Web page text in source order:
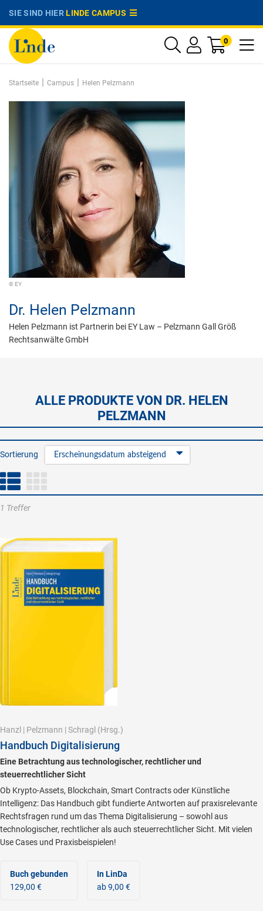
SIE SIND HIERLINDE CAMPUS
0
Startseite | Campus | Helen Pelzmann
© EY
Dr. Helen Pelzmann
Helen Pelzmann ist Partnerin bei EY Law – Pelzmann Gall Größ
Rechtsanwälte GmbH
ALLE PRODUKTE VON DR. HELEN
PELZMANN
Sortierung Erscheinungsdatum absteigend
1 Treffer
Hanzl | Pelzmann | Schragl (Hrsg.)
Handbuch Digitalisierung
Eine Betrachtung aus technologischer, rechtlicher und
steuerrechtlicher Sicht
Ob Krypto-Assets, Blockchain, Smart Contracts oder Künstliche
Intelligenz: Das Handbuch gibt fundierte Antworten auf praxisrelevante
Rechtsfragen rund um das Thema Digitalisierung – sowohl aus
technologischer, rechtlicher als auch steuerrechtlicher Sicht. Mit vielen
Use Cases und Praxisbeispielen!
Buch gebunden
129,00 €
In LinDa
ab 9,00 €